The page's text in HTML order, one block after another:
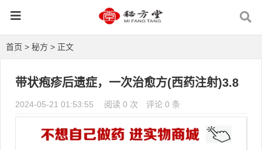
首页 > 秘方 > 正文
带状疱疹后遗症，一次治愈方(西药注射)3.8
2024-05-21 01:53:55 阅读 0 次 评论 0 条